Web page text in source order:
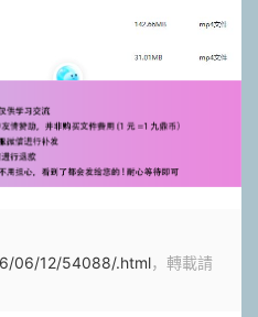
06/12/54088/.html，轉載請